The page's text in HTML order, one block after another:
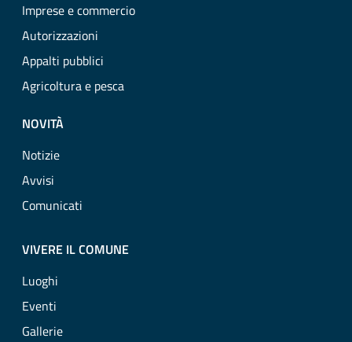
Imprese e commercio
Autorizzazioni
Appalti pubblici
Agricoltura e pesca
NOVITÀ
Notizie
Avvisi
Comunicati
VIVERE IL COMUNE
Luoghi
Eventi
Gallerie